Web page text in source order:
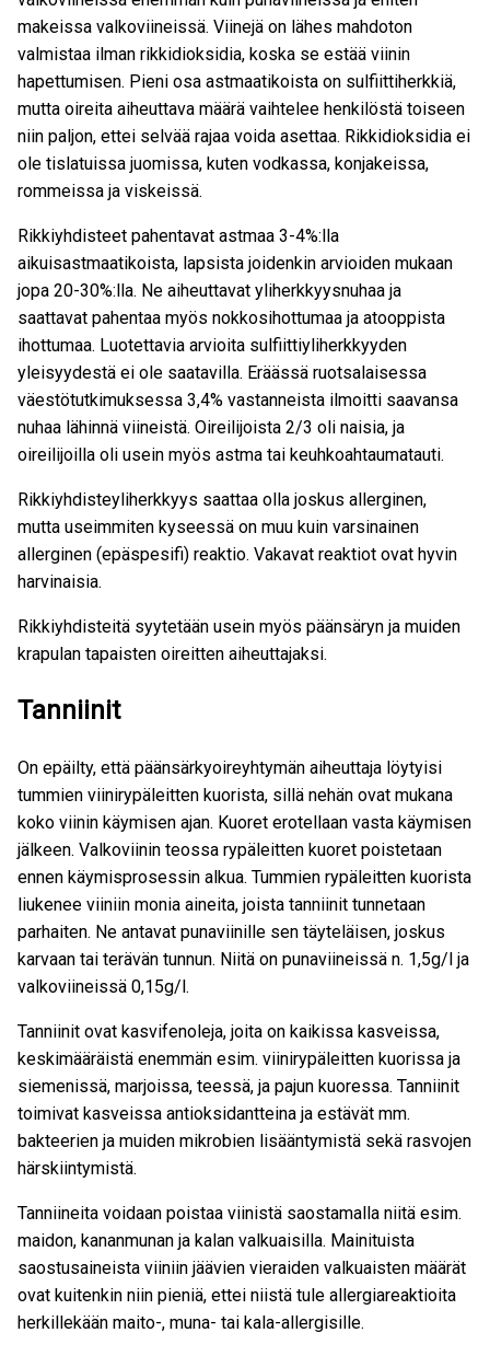
makeissa valkoviineissä. Viinejä on lähes mahdoton
valmistaa ilman rikkidioksidia, koska se estää viinin
hapettumisen. Pieni osa astmaatikoista on sulfiittiherkkiä,
mutta oireita aiheuttava määrä vaihtelee henkilöstä toiseen
niin paljon, ettei selvää rajaa voida asettaa. Rikkidioksidia ei
ole tislatuissa juomissa, kuten vodkassa, konjakeissa,
rommeissa ja viskeissä.
Rikkiyhdisteet pahentavat astmaa 3-4%:lla
aikuisastmaatikoista, lapsista joidenkin arvioiden mukaan
jopa 20-30%:lla. Ne aiheuttavat yliherkkyysnuhaa ja
saattavat pahentaa myös nokkosihottumaa ja atooppista
ihottumaa. Luotettavia arvioita sulfiittiyliherkkyyden
yleisyydestä ei ole saatavilla. Eräässä ruotsalaisessa
väestötutkimuksessa 3,4% vastanneista ilmoitti saavansa
nuhaa lähinnä viineistä. Oireilijoista 2/3 oli naisia, ja
oireilijoilla oli usein myös astma tai keuhkoahtaumatauti.
Rikkiyhdisteyliherkkyys saattaa olla joskus allerginen,
mutta useimmiten kyseessä on muu kuin varsinainen
allerginen (epäspesifi) reaktio. Vakavat reaktiot ovat hyvin
harvinaisia.
Rikkiyhdisteitä syytetään usein myös päänsäryn ja muiden
krapulan tapaisten oireitten aiheuttajaksi.
Tanniinit
On epäilty, että päänsärkyoireyhtymän aiheuttaja löytyisi
tummien viinirypäleitten kuorista, sillä nehän ovat mukana
koko viinin käymisen ajan. Kuoret erotellaan vasta käymisen
jälkeen. Valkoviinin teossa rypäleitten kuoret poistetaan
ennen käymisprosessin alkua. Tummien rypäleitten kuorista
liukenee viiniin monia aineita, joista tanniinit tunnetaan
parhaiten. Ne antavat punaviinille sen täyteläisen, joskus
karvaan tai terävän tunnun. Niitä on punaviineissä n. 1,5g/l ja
valkoviineissä 0,15g/l.
Tanniinit ovat kasvifenoleja, joita on kaikissa kasveissa,
keskimääräistä enemmän esim. viinirypäleitten kuorissa ja
siemenissä, marjoissa, teessä, ja pajun kuoressa. Tanniinit
toimivat kasveissa antioksidantteina ja estävät mm.
bakteerien ja muiden mikrobien lisääntymistä sekä rasvojen
härskiintymistä.
Tanniineita voidaan poistaa viinistä saostamalla niitä esim.
maidon, kananmunan ja kalan valkuaisilla. Mainituista
saostusaineista viiniin jäävien vieraiden valkuaisten määrät
ovat kuitenkin niin pieniä, ettei niistä tule allergiareaktioita
herkillekään maito-, muna- tai kala-allergisille.